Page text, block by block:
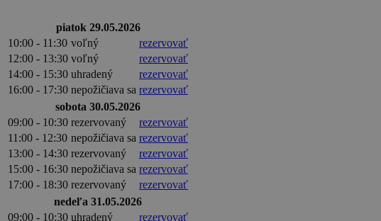
piatok 29.05.2026
10:00 - 11:30 voľný
rezervovať
12:00 - 13:30 voľný
rezervovať
14:00 - 15:30 uhradený
rezervovať
16:00 - 17:30 nepožičiava sa rezervovať
sobota 30.05.2026
09:00 - 10:30 rezervovaný
rezervovať
11:00 - 12:30 nepožičiava sa rezervovať
13:00 - 14:30 rezervovaný
rezervovať
15:00 - 16:30 nepožičiava sa rezervovať
17:00 - 18:30 rezervovaný
rezervovať
nedeľa 31.05.2026
09:00 - 10:30 uhradený
rezervovať